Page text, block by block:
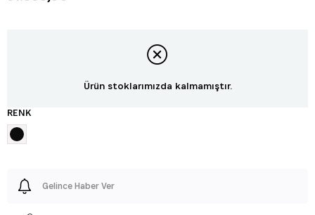
Ürün stoklarımızda kalmamıştır.
RENK
Gelince Haber Ver